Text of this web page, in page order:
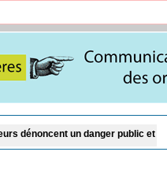
public et interpellent la Senelec